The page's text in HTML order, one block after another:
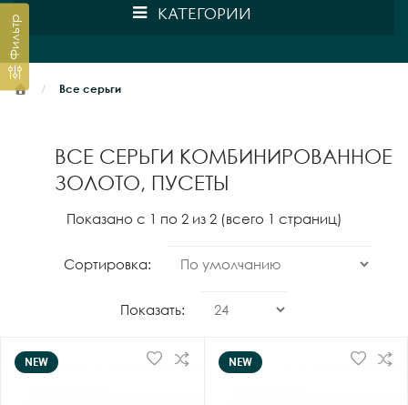
КАТЕГОРИИ
Все серьги
ВСЕ СЕРЬГИ КОМБИНИРОВАННОЕ
ЗОЛОТО, ПУСЕТЫ
Фильтр
Показано с 1 по 2 из 2 (всего 1 страниц)
Сортировка:
Показать:
NEW NEW